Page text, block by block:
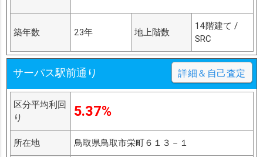
築年数 23年 地上階数
14階建て /
SRC
サーパス駅前通り 詳細＆自己査定
区分平均利回
り
5.37%
所在地 鳥取県鳥取市栄町６１３－１